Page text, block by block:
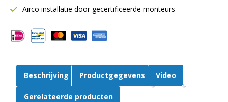
|
aantal
Airco installatie door gecertificeerde monteurs
Beschrijving Productgegevens Video
Gerelateerde producten